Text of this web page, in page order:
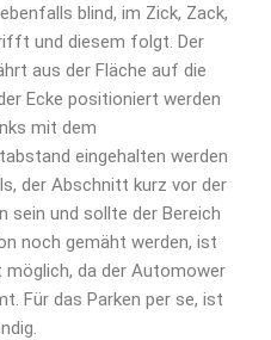
blind, im Zick, Zack,
und diesem folgt. Der
aus der Fläche auf die
Ecke positioniert werden
mit dem
eingehalten werden
der Abschnitt kurz vor der
sein und sollte der Bereich
noch gemäht werden, ist
möglich, da der Automower
Für das Parken per se, ist